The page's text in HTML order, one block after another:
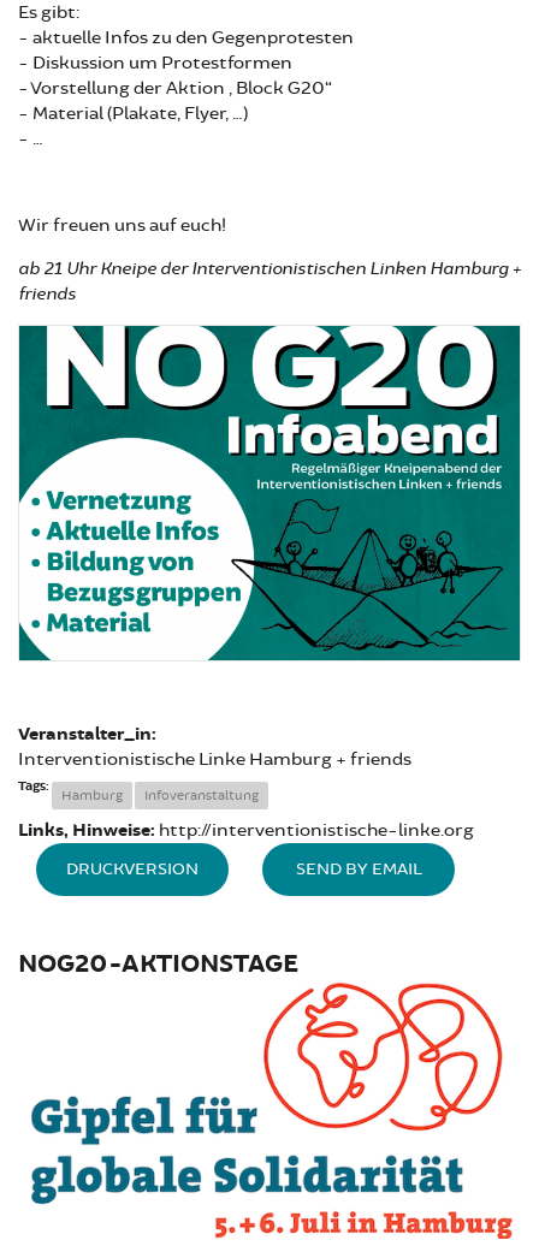
Es gibt:
- aktuelle Infos zu den Gegenprotesten
- Diskussion um Protestformen
- Vorstellung der Aktion „Block G20“
- Material (Plakate, Flyer, …)
- …
Wir freuen uns auf euch!
ab 21 Uhr Kneipe der Interventionistischen Linken Hamburg +
friends
Veranstalter_in:
Interventionistische Linke Hamburg + friends
Tags:
Hamburg Infoveranstaltung
Links, Hinweise: http://interventionistische-linke.org
DRUCKVERSION SEND BY EMAIL
NOG20-AKTIONSTAGE